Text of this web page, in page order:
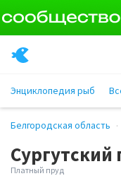
Энциклопедия рыб
Белгородская область
Сургутский
Платный пруд